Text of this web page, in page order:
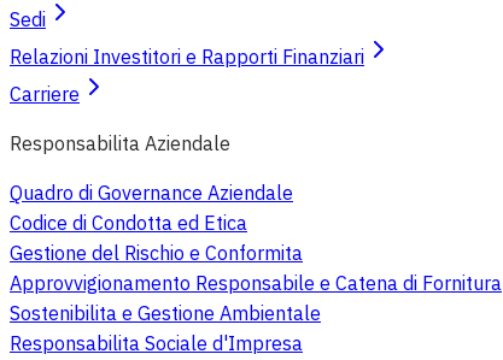
Sedi
Relazioni Investitori e Rapporti Finanziari
Carriere
Responsabilita Aziendale
Quadro di Governance Aziendale
Codice di Condotta ed Etica
Gestione del Rischio e Conformita
Approvvigionamento Responsabile e Catena di Fornitura
Sostenibilita e Gestione Ambientale
Responsabilita Sociale d'Impresa